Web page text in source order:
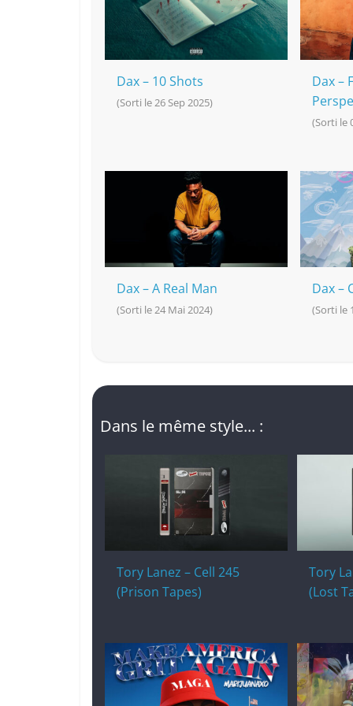
k
Dax – 10 Shots
(Sorti le 26 Sep 2025)
Dax –
(Sorti le
Dax – A Real Man
(Sorti le 24 Mai 2024)
Dax –
(Sorti le
Dans le même style... :
Tory Lanez – Cell 245
(Prison Tapes)
Tory
(Lost